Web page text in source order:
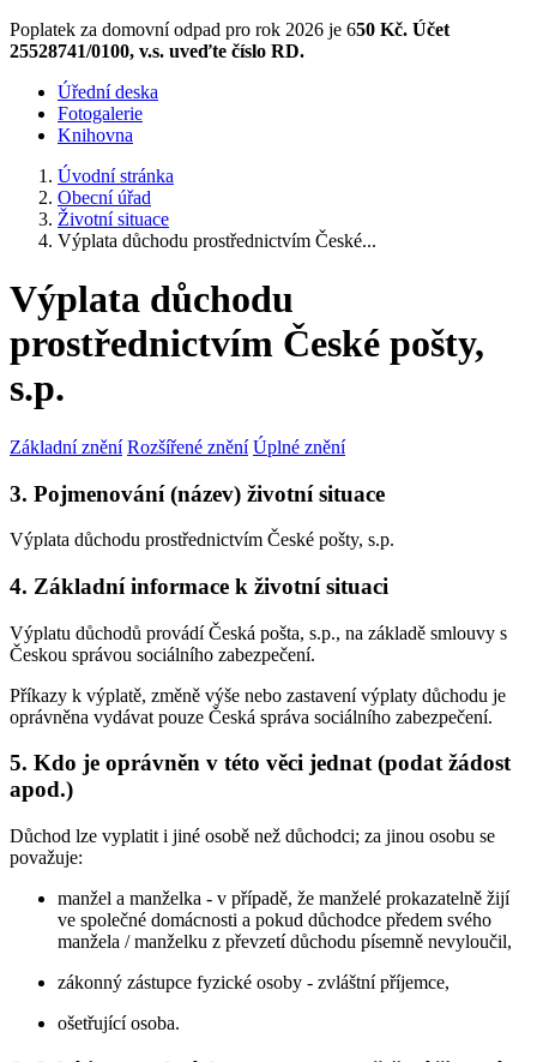
Poplatek za domovní odpad pro rok 2026 je 650 Kč. Účet
25528741/0100, v.s. uveďte číslo RD.
Úřední deska
Fotogalerie
Knihovna
Úvodní stránka
Obecní úřad
Životní situace
Výplata důchodu prostřednictvím České...
Výplata důchodu
prostřednictvím České pošty,
s.p.
Základní znění Rozšířené znění Úplné znění
3. Pojmenování (název) životní situace
Výplata důchodu prostřednictvím České pošty, s.p.
4. Základní informace k životní situaci
Výplatu důchodů provádí Česká pošta, s.p., na základě smlouvy s
Českou správou sociálního zabezpečení.
Příkazy k výplatě, změně výše nebo zastavení výplaty důchodu je
oprávněna vydávat pouze Česká správa sociálního zabezpečení.
5. Kdo je oprávněn v této věci jednat (podat žádost
apod.)
Důchod lze vyplatit i jiné osobě než důchodci; za jinou osobu se
považuje:
manžel a manželka - v případě, že manželé prokazatelně žijí
ve společné domácnosti a pokud důchodce předem svého
manžela / manželku z převzetí důchodu písemně nevyloučil,
zákonný zástupce fyzické osoby - zvláštní příjemce,
ošetřující osoba.